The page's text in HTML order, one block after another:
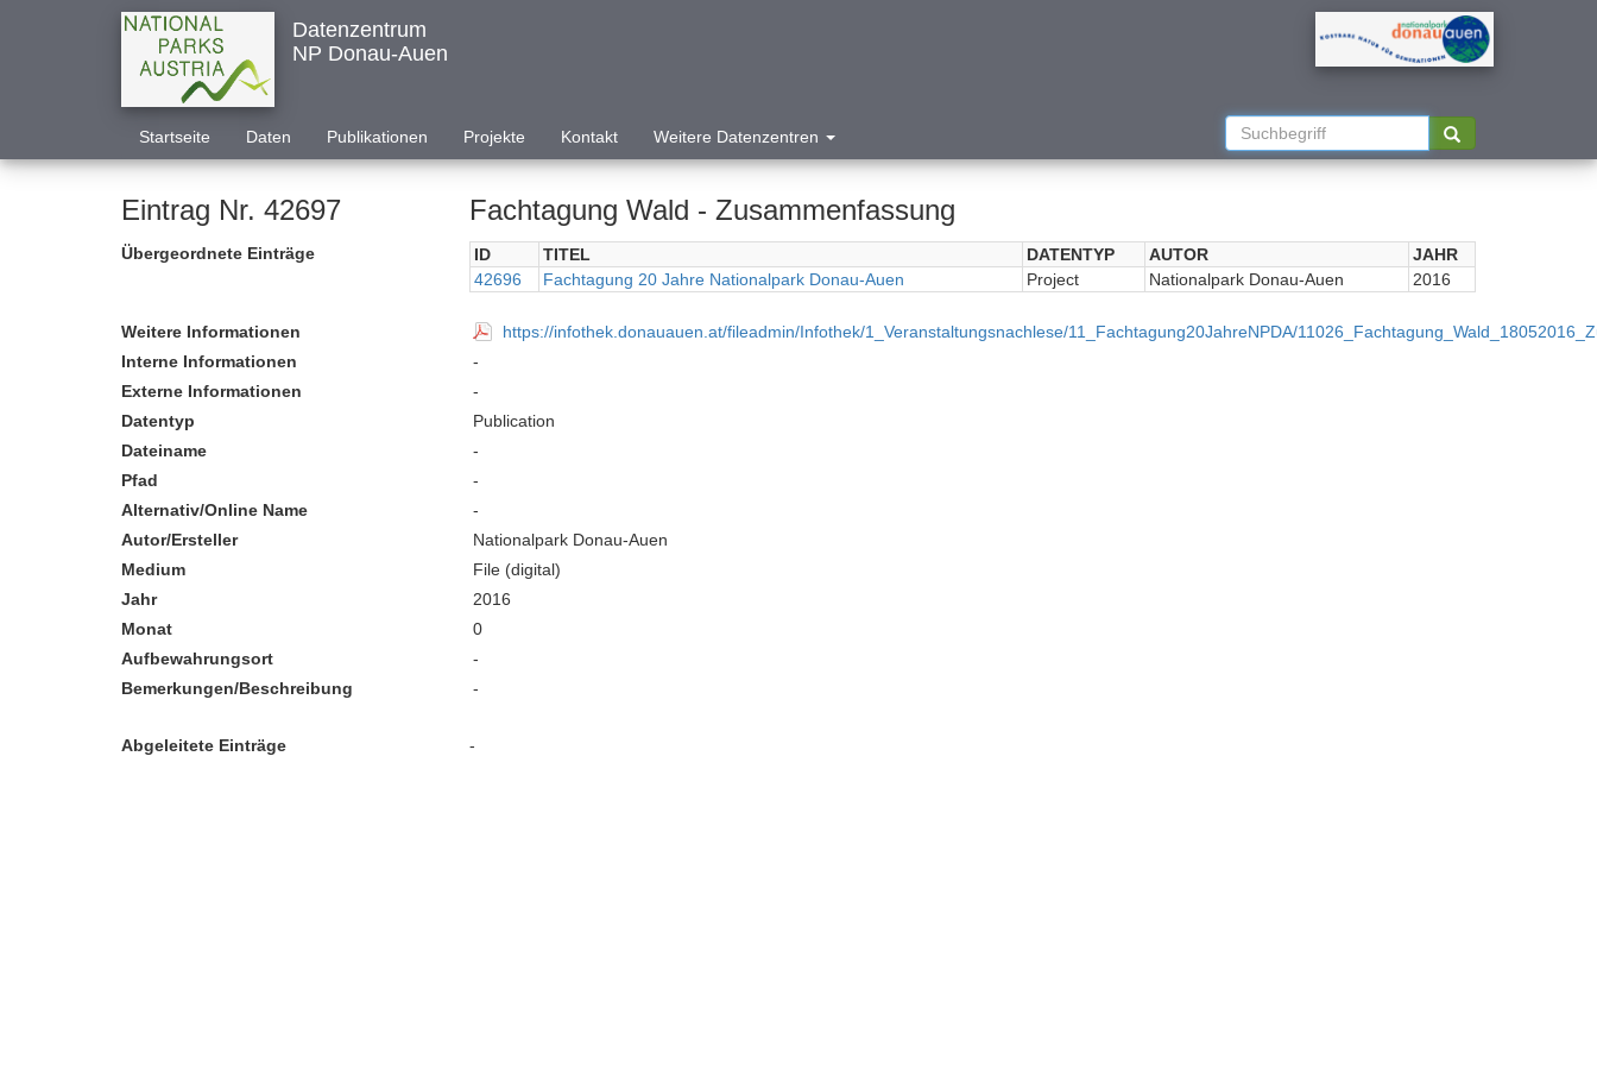
Datenzentrum
NP Donau-Auen
Startseite Daten Publikationen Projekte Kontakt Weitere Datenzentren
Eintrag Nr. 42697 Fachtagung Wald - Zusammenfassung
Übergeordnete Einträge ID TITEL DATENTYP AUTOR
JAHR
42696
Fachtagung 20 Jahre Nationalpark Donau-Auen Project Nationalpark Donau-Auen 2016
Weitere Informationen
https://infothek.donauauen.at/fileadmin/Infothek/1_Veranstaltungsnachlese/11_Fachtagung20JahreNPDA/
Interne Informationen
-
Externe Informationen
-
Datentyp
Publication
Dateiname
-
Pfad
-
Alternativ/Online Name
-
Autor/Ersteller
Nationalpark Donau-Auen
Medium
File (digital)
Jahr
2016
Monat
0
Aufbewahrungsort
-
Bemerkungen/Beschreibung
-
Abgeleitete Einträge -